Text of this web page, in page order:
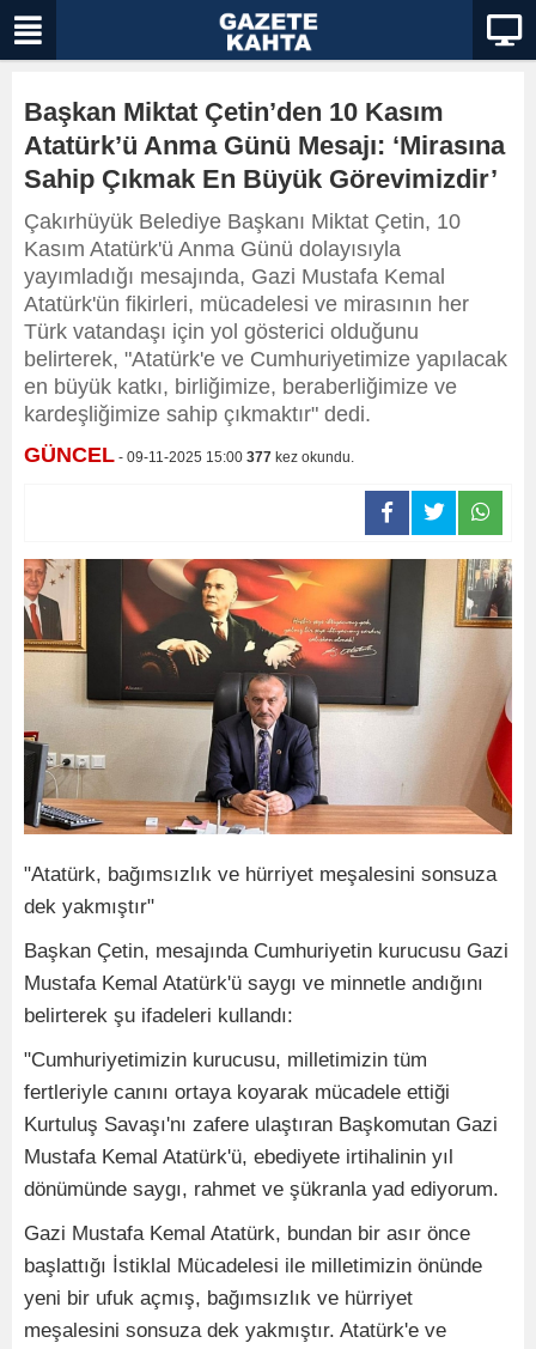
Başkan Miktat Çetin’den 10 Kasım
Atatürk’ü Anma Günü Mesajı: ‘Mirasına
Sahip Çıkmak En Büyük Görevimizdir’
Çakırhüyük Belediye Başkanı Miktat Çetin, 10
Kasım Atatürk'ü Anma Günü dolayısıyla
yayımladığı mesajında, Gazi Mustafa Kemal
Atatürk'ün fikirleri, mücadelesi ve mirasının her
Türk vatandaşı için yol gösterici olduğunu
belirterek, "Atatürk'e ve Cumhuriyetimize yapılacak
en büyük katkı, birliğimize, beraberliğimize ve
kardeşliğimize sahip çıkmaktır" dedi.
GÜNCEL - 09-11-2025 15:00 377 kez okundu.
"Atatürk, bağımsızlık ve hürriyet meşalesini sonsuza
dek yakmıştır"
Başkan Çetin, mesajında Cumhuriyetin kurucusu Gazi
Mustafa Kemal Atatürk'ü saygı ve minnetle andığını
belirterek şu ifadeleri kullandı:
"Cumhuriyetimizin kurucusu, milletimizin tüm
fertleriyle canını ortaya koyarak mücadele ettiği
Kurtuluş Savaşı'nı zafere ulaştıran Başkomutan Gazi
Mustafa Kemal Atatürk'ü, ebediyete irtihalinin yıl
dönümünde saygı, rahmet ve şükranla yad ediyorum.
Gazi Mustafa Kemal Atatürk, bundan bir asır önce
başlattığı İstiklal Mücadelesi ile milletimizin önünde
yeni bir ufuk açmış, bağımsızlık ve hürriyet
meşalesini sonsuza dek yakmıştır. Atatürk'e ve